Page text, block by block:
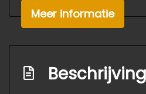
Hoofd airbag(s) achter
Hoofd airbag(s) voor
Knie airbag(s)
Passagiersairbag
Unikleur/pastel
Meer informatie
Beschrijving